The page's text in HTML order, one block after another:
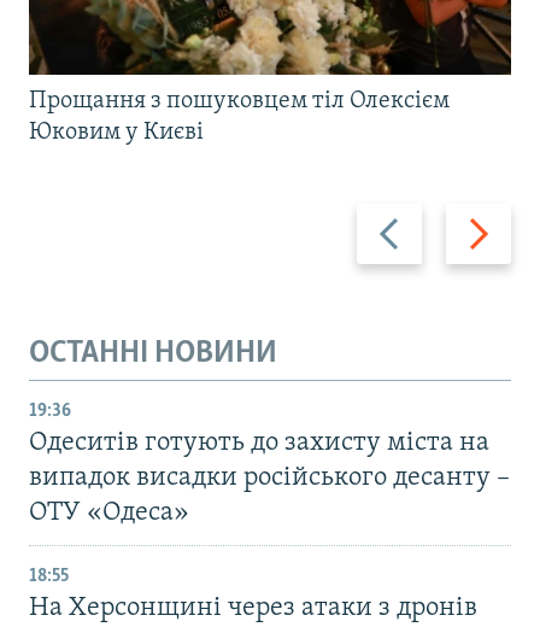
Назад Вперед
Прощання з пошуковцем тіл Олексієм
Юковим у Києві
ОСТАННІ НОВИНИ
19:36
Одеситів готують до захисту міста на
випадок висадки російського десанту –
ОТУ «Одеса»
18:55
На Херсонщині через атаки з дронів